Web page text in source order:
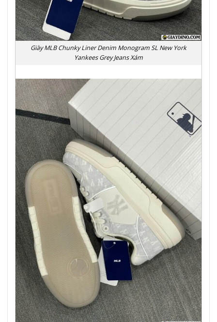
Giày MLB Chunky Liner Denim Monogram SL New York
Yankees Grey Jeans Xám